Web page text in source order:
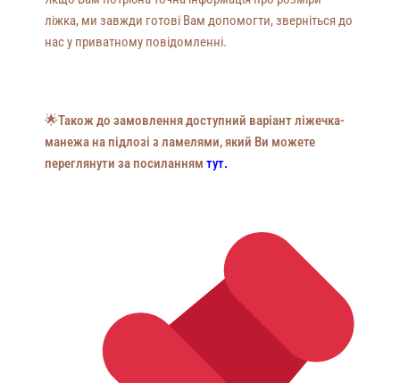
ліжка, ми завжди готові Вам допомогти, зверніться до
нас у приватному повідомленні.
🌟Також до замовлення доступний варіант ліжечка-
манежа на підлозі з ламелями, який Ви можете
переглянути за посиланнямтут.